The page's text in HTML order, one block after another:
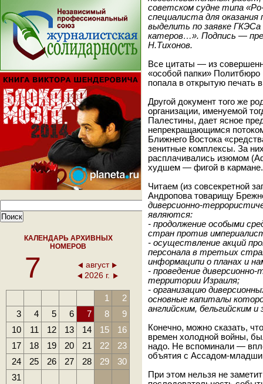
КАЛЕНДАРЬ АРХИВНЫХ
НОМЕРОВ
7
август
2026 г.
1
2
3
4 5 6 7 8
9
10
11 12 13 14 15
16
17
18 19 20 21 22
23
24
25 26 27 28 29
30
31
советском судне типа
специалиста для
выделить по заявке
катеров…». Подпись —
Н.Тихонов.
Все цитаты — из
«особой папки»
попала в открытую печать
Другой документ того же
организации, именуемой
Палестины, дает ясное
непрекращающимся
Ближнего Востока
зенитные комплексы. За
расплачивались изюмом
худшем — фигой в кармане.
Читаем (из совсекретной
Андропова товарищу
диверсионно-
являются:
- продолжение особыми
стран против
- осуществление акций
персонала в третьих
информаципи о планах и
- проведение
территории Израиля;
- организацию
основные капиталы
английским, бельгийским
Конечно, можно сказать,
времен холодной войны,
надо. Не вспоминали —
объятия с Ассадом-
При этом нельзя не